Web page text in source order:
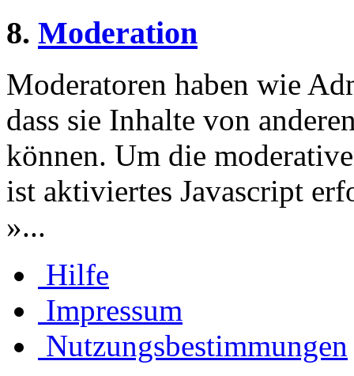
8. Moderation
Moderatoren haben wie
dass sie Inhalte von
können. Um die
ist aktiviertes Javascript
»...
Hilfe
Impressum
Nutzungsbestimmungen